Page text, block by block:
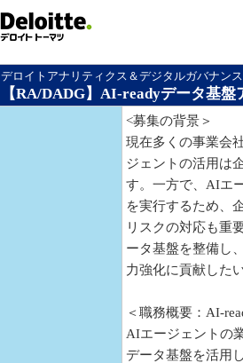
デロイトアナリティクス＆デジタルガバナンス
【RA/DADG】AI-readyデータ基
<募集の背景＞
現在多くの事業会
ジェントの活用は
す。一方で、AIエ
を実行するため、
リスクの対応も重
ータ基盤を整備し
力強化に貢献した
＜職務概要：AI-
AIエージェントの
データ基盤を活用